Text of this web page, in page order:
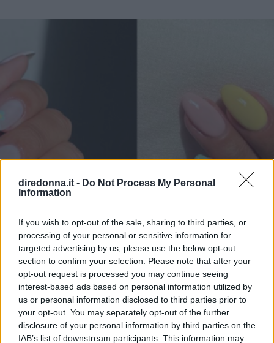
diredonna.it - Do Not Process My Personal
Information
If you wish to opt-out of the sale, sharing to third parties, or
processing of your personal or sensitive information for
targeted advertising by us, please use the below opt-out
section to confirm your selection. Please note that after your
opt-out request is processed you may continue seeing
interest-based ads based on personal information utilized by
us or personal information disclosed to third parties prior to
your opt-out. You may separately opt-out of the further
disclosure of your personal information by third parties on the
IAB’s list of downstream participants. This information may
BELLEZZA
Le nail art più trendy della